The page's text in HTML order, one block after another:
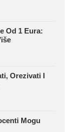
Od 1 Eura:
Orezivati ​​i
Mogu